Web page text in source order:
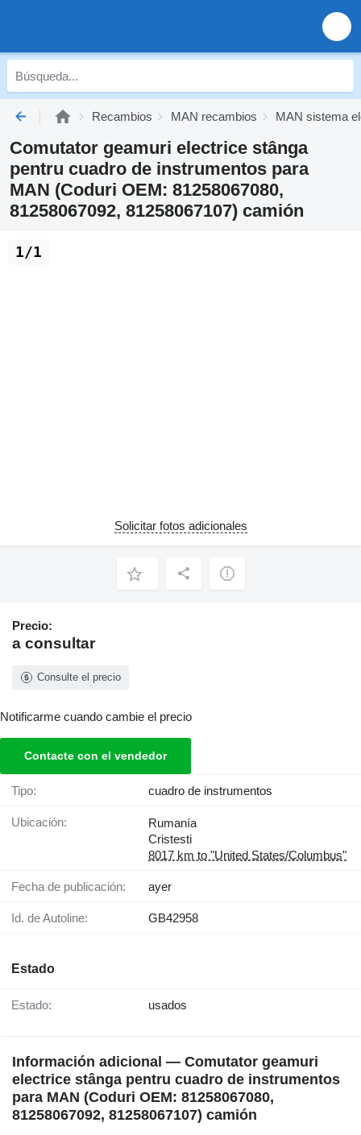
Recambios MAN recambios MAN sistema
Comutator geamuri electrice stânga
pentru cuadro de instrumentos para
MAN (Coduri OEM: 81258067080,
81258067092, 81258067107) camión
1/1
Solicitar fotos adicionales
Precio:
a consultar
Consulte el precio
Notificarme cuando cambie el precio
Contacte con el vendedor
Tipo: cuadro de instrumentos
Ubicación:
Rumanía
Cristesti
8017 km to "United States/Columbus"
Fecha de publicación: ayer
Id. de Autoline: GB42958
Estado
Estado: usados
Información adicional — Comutator geamuri
electrice stânga pentru cuadro de instrumentos
para MAN (Coduri OEM: 81258067080,
81258067092, 81258067107) camión